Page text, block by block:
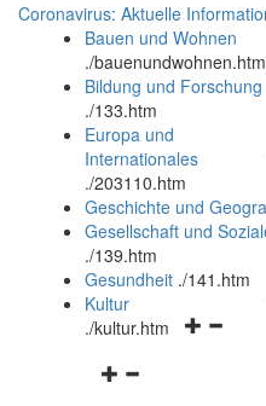
Coronavirus: Aktuelle
Bauen und Wohnen
./bauenundwohnen.htm
Bildung und Forschung
./133.htm
Europa und
Internationales
./203110.htm
Geschichte und
Gesellschaft und
./139.htm
Gesundheit ./141.htm
Kultur
./kultur.htm
Navigationsmenü